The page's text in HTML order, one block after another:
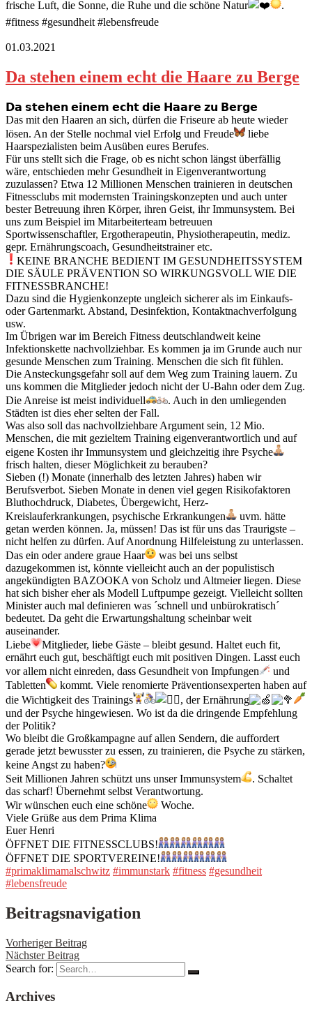
frische Luft, die Sonne, die Ruhe und die schöne Natur
.
#fitness #gesundheit #lebensfreude
01.03.2021
Da stehen einem echt die Haare zu Berge
𝗗𝗮 𝘀𝘁𝗲𝗵𝗲𝗻 𝗲𝗶𝗻𝗲𝗺 𝗲𝗰𝗵𝘁 𝗱𝗶𝗲 𝗛𝗮𝗮𝗿𝗲 𝘇𝘂 𝗕𝗲𝗿𝗴𝗲
Das mit den Haaren an sich, dürfen die Friseure ab heute wieder
lösen. An der Stelle nochmal viel Erfolg und Freude
liebe
Haarspezialisten beim Ausüben eures Berufes.
Für uns stellt sich die Frage, ob es nicht schon längst überfällig
wäre, entschieden mehr Gesundheit in Eigenverantwortung
zuzulassen? Etwa 12 Millionen Menschen trainieren in deutschen
Fitnessclubs mit modernsten Trainingskonzepten und auch unter
bester Betreuung ihren Körper, ihren Geist, ihr Immunsystem. Bei
uns zum Beispiel im Mitarbeiterteam betreuuen
Sportwissenschaftler, Ergotherapeutin, Physiotherapeutin, mediz.
gepr. Ernährungscoach, Gesundheitstrainer etc.
KEINE BRANCHE BEDIENT IM GESUNDHEITSSYSTEM
DIE SÄULE PRÄVENTION SO WIRKUNGSVOLL WIE DIE
FITNESSBRANCHE!
Dazu sind die Hygienkonzepte ungleich sicherer als im Einkaufs-
oder Gartenmarkt. Abstand, Desinfektion, Kontaktnachverfolgung
usw.
Im Übrigen war im Bereich Fitness deutschlandweit keine
Infektionskette nachvollziehbar. Es kommen ja im Grunde auch nur
gesunde Menschen zum Training. Menschen die sich fit fühlen.
Die Ansteckungsgefahr soll auf dem Weg zum Training lauern. Zu
uns kommen die Mitglieder jedoch nicht der U-Bahn oder dem Zug.
Die Anreise ist meist individuell
. Auch in den umliegenden
Städten ist dies eher selten der Fall.
Was also soll das nachvollziehbare Argument sein, 12 Mio.
Menschen, die mit gezieltem Training eigenverantwortlich und auf
eigene Kosten ihr Immunsystem und gleichzeitig ihre Psyche
frisch halten, dieser Möglichkeit zu berauben?
Sieben (!) Monate (innerhalb des letzten Jahres) haben wir
Berufsverbot. Sieben Monate in denen viel gegen Risikofaktoren
Bluthochdruck, Diabetes, Übergewicht, Herz-
Kreislauferkrankungen, psychische Erkrankungen
uvm. hätte
getan werden können. Ja, müssen! Das ist für uns das Traurigste –
nicht helfen zu dürfen. Auf Anordnung Hilfeleistung zu unterlassen.
Das ein oder andere graue Haar
was bei uns selbst
dazugekommen ist, könnte vielleicht auch an der populistisch
angekündigten BAZOOKA von Scholz und Altmeier liegen. Diese
hat sich bisher eher als Modell Luftpumpe gezeigt. Vielleicht sollten
Minister auch mal definieren was ´schnell und unbürokratisch´
bedeutet. Da geht die Erwartungshaltung scheinbar weit
auseinander.
Liebe
Mitglieder, liebe Gäste – bleibt gesund. Haltet euch fit,
ernährt euch gut, beschäftigt euch mit positiven Dingen. Lasst euch
vor allem nicht einreden, dass Gesundheit von Impfungen
und
Tabletten
kommt. Viele renomierte Präventionsexperten haben auf
die Wichtigkeit des Trainings
, der Ernährung
und der Psyche hingewiesen. Wo ist da die dringende Empfehlung
der Politik?
Wo bleibt die Großkampagne auf allen Sendern, die auffordert
gerade jetzt bewusster zu essen, zu trainieren, die Psyche zu stärken,
keine Angst zu haben?
Seit Millionen Jahren schützt uns unser Immunsystem
. Schaltet
das scharf! Übernehmt selbst Verantwortung.
Wir wünschen euch eine schöne
Woche.
Viele Grüße aus dem Prima Klima
Euer Henri
ÖFFNET DIE FITNESSCLUBS!
ÖFFNET DIE SPORTVEREINE!
#primaklimamalschwitz #immunstark #fitness #gesundheit
#lebensfreude
Beitragsnavigation
Vorheriger Beitrag
Nächster Beitrag
Search for:
Archives